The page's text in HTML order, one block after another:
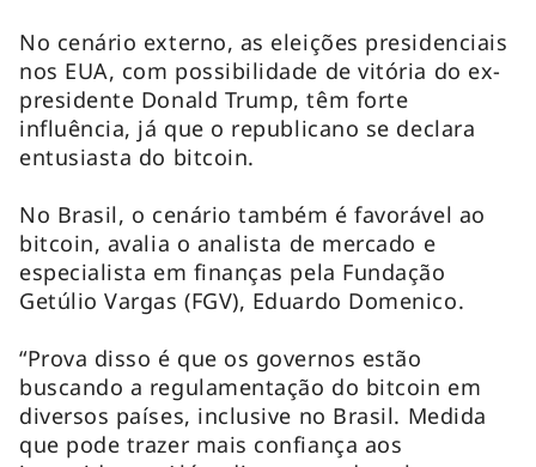
No cenário externo, as eleições presidenciais
nos EUA, com possibilidade de vitória do ex-
presidente Donald Trump, têm forte
influência, já que o republicano se declara
entusiasta do bitcoin.
No Brasil, o cenário também é favorável ao
bitcoin, avalia o analista de mercado e
especialista em finanças pela Fundação
Getúlio Vargas (FGV), Eduardo Domenico.
“Prova disso é que os governos estão
buscando a regulamentação do bitcoin em
diversos países, inclusive no Brasil. Medida
que pode trazer mais confiança aos